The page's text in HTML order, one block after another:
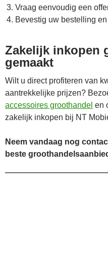
Vraag eenvoudig een
Bevestig uw bestelling
Zakelijk inkopen
gemaakt
Wilt u direct profiteren van
aantrekkelijke prijzen?
accessoires groothandel en
zakelijk inkopen bij NT
Neem vandaag nog
beste